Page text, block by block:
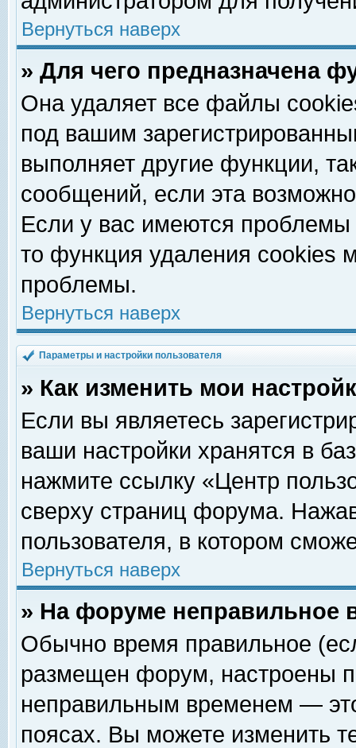
Вернуться наверх
» Для чего предназначена
Она удаляет все файлы
под вашим
выполняет другие функции,
сообщений, если эта
Если у вас имеются
то функция удаления cookies
проблемы.
Вернуться наверх
Параметры и настройки пользователя
» Как изменить мои
Если вы являетесь
ваши настройки хранятся в
нажмите ссылку «Центр
сверху страниц форума.
пользователя, в котором
Вернуться наверх
» На форуме неправильное
Обычно время правильное
размещен форум, настроены
неправильным временем —
поясах. Вы можете изменить